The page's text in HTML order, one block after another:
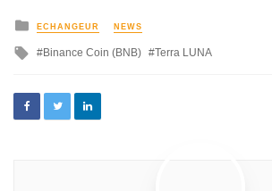
ECHANGEUR NEWS
Binance Coin (BNB) Terra LUNA